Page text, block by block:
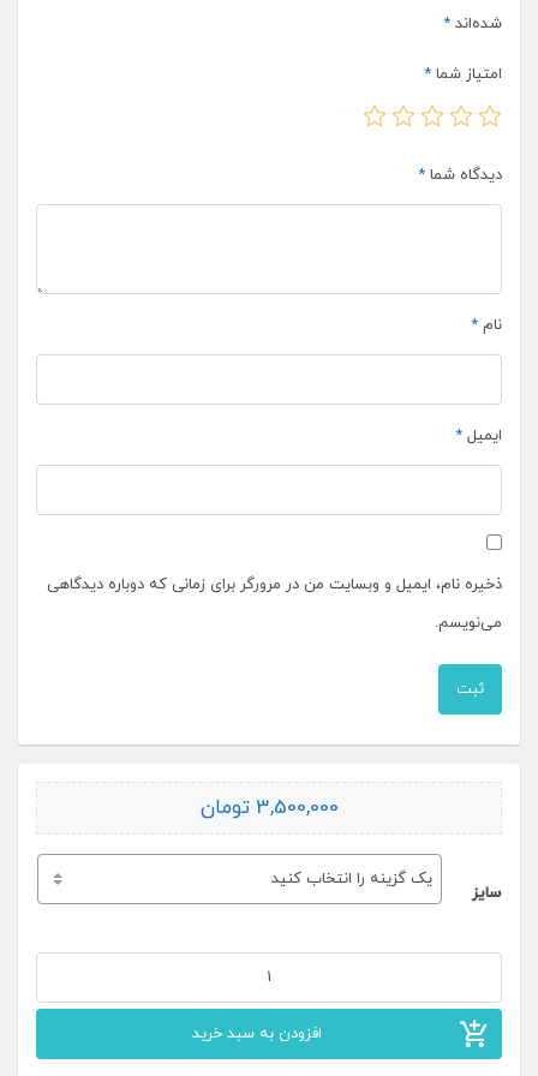
3,500,000 تومان
سایز
ماشینی
۱۲۰۰
افزودن به سبد خرید
صادراتی است.
✔ محاسن فرش ماشینی ۱۲۰۰ شانه افشان
ریزبافت بودن این فرش ، فرش را تبدیل به یک فرش دستباف گونه کرده
است.
سنا کاربنی:
ارتفاع نخ خاب فرش ۱۲۰۰ شانه کم می باشد و این باعث نازک تر شدن
فرش و نیز سبک تر شدن فرش می شود،در نتیجه این فرش برای مکان
های با پاخور زیاد مناسب نخواهد بود.
شانه و تراکم بالای این فرش طبیعتا قیمت بالاتری نیز خواهد داشت.
ولی بهترین انتخاب برای اتاق پذیرایی و فرش جهیزیه عروس خواهد بود.
شده‌اند *
امتیاز شما *
دیدگاه شما *
نام *
ایمیل *
ذخیره نام، ایمیل و وبسایت من در مرورگر برای زمانی که دوباره دیدگاهی
می‌نویسم.